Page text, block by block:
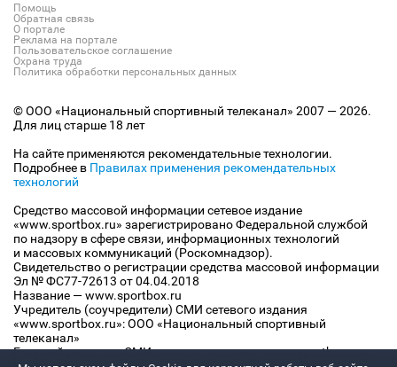
Помощь
Обратная связь
О портале
Реклама на портале
Пользовательское соглашение
Охрана труда
Политика обработки персональных данных
© ООО «Национальный спортивный телеканал» 2007 — 2026.
Для лиц старше 18 лет
На сайте применяются рекомендательные технологии.
Подробнее в Правилах применения рекомендательных
технологий
Средство массовой информации сетевое издание
«www.sportbox.ru» зарегистрировано Федеральной службой
по надзору в сфере связи, информационных технологий
и массовых коммуникаций (Роскомнадзор).
Свидетельство о регистрации средства массовой информации
Эл № ФС77-72613 от 04.04.2018
Название — www.sportbox.ru
Учредитель (соучредители) СМИ сетевого издания
«www.sportbox.ru»: ООО «Национальный спортивный
телеканал»
Главный редактор СМИ сетевого издания «www.sportbox.ru»: